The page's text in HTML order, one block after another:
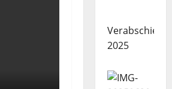
2025